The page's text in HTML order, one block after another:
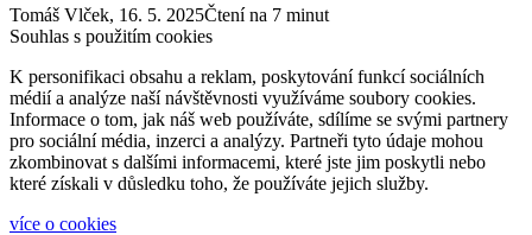
Tomáš Vlček, 16. 5. 2025Čtení na 7 minut
Souhlas s použitím cookies
K personifikaci obsahu a reklam, poskytování funkcí sociálních
médií a analýze naší návštěvnosti využíváme soubory cookies.
Informace o tom, jak náš web používáte, sdílíme se svými partnery
pro sociální média, inzerci a analýzy. Partneři tyto údaje mohou
zkombinovat s dalšími informacemi, které jste jim poskytli nebo
které získali v důsledku toho, že používáte jejich služby.
více o cookies